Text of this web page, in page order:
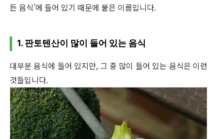
든 음식’에 들어 있기 때문에 붙은 이름입니다.
1. 판토텐산이 많이 들어 있는 음식
대부분 음식에 들어 있지만, 그 중 많이 들어 있는 음식은 이런
것들입니다.